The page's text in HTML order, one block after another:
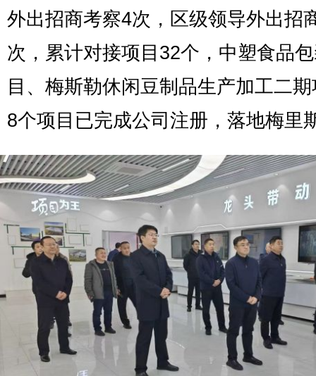
外出招商考察4次，区级领导外出招
次，累计对接项目32个，中塑食品
目、梅斯勒休闲豆制品生产加工二
8个项目已完成公司注册，落地梅里